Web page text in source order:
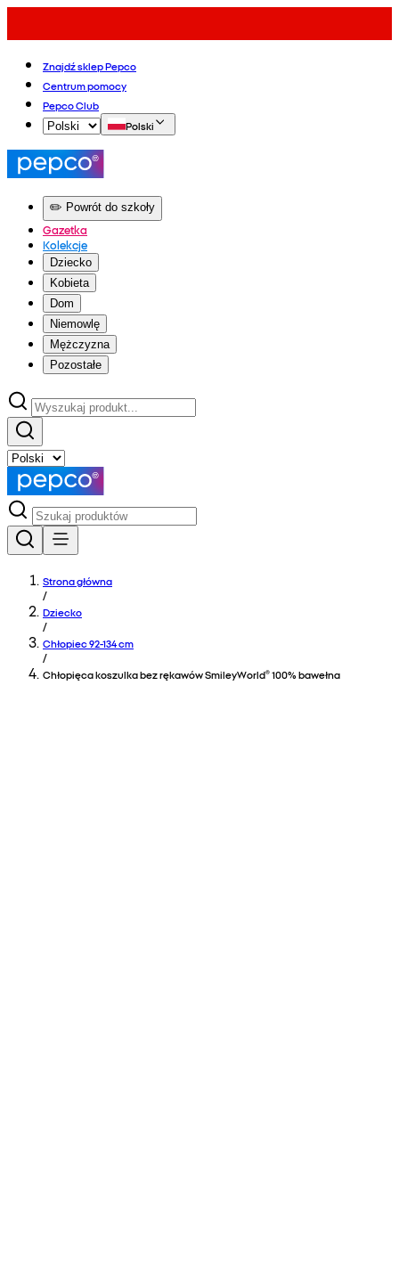
Znajdź sklep Pepco
Centrum pomocy
Pepco Club
Polski
✏️ Powrót do szkoły
Gazetka
Kolekcje
Dziecko
Kobieta
Dom
Niemowlę
Mężczyzna
Pozostałe
Strona główna
/
Dziecko
/
Chłopiec 92-134 cm
/
Chłopięca koszulka bez rękawów SmileyWorld® 100% bawełna